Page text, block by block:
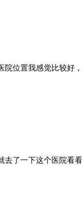
位置我感觉比较好
了一下这个医院看